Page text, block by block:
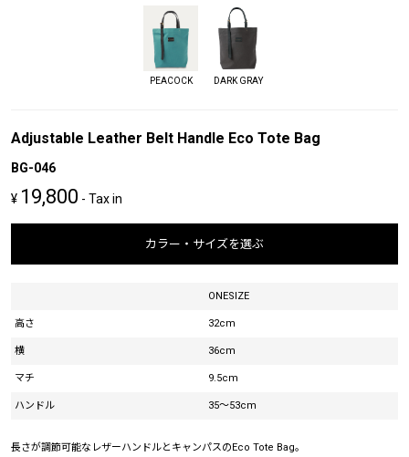
Adjustable Leather Belt Handle Eco Tote Bag
BG-046
¥ 19,800 - Tax in
カラー・サイズを選ぶ
高さ
横
マチ
ハンドル
ONESIZE
32cm
36cm
9.5cm
35～53cm
長さが調節可能なレザーハンドルとキャンパスのEco Tote Bag。
PEACOCK DARK GRAY